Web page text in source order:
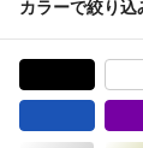
カラーで絞り込